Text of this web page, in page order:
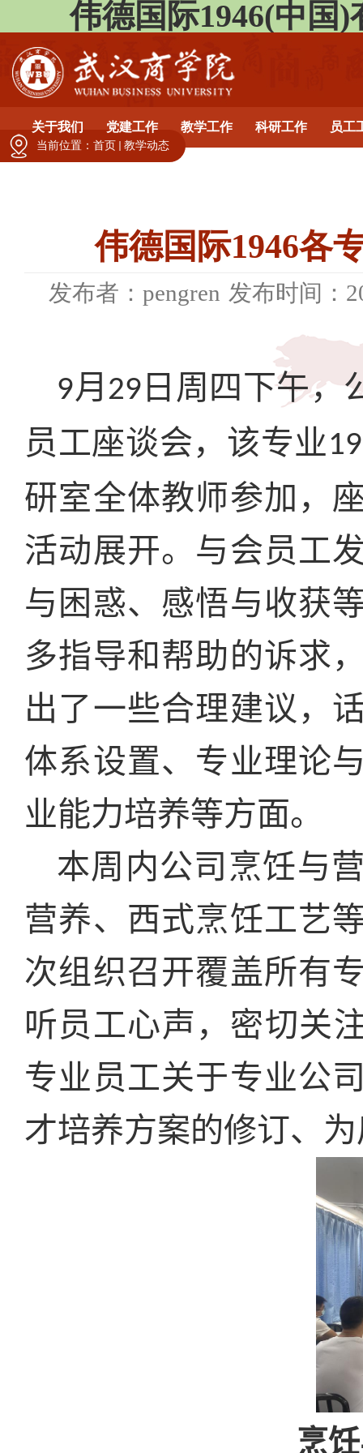
伟德国际1946(中国
关于我们 党建工作 教学工作 科研工作 员工
伟德国际1946各
发布者：pengren 发布时间：
9月 29 日周四下午，
员工座谈会，该专业
研室全体教师参加，
活动展开。与会员工
与困惑、感悟与收获
多指导和帮助的诉求
出了一些合理建议，
体系设置、专业理论
业能力培养等方面。
本周内公司烹饪与
营养、西式烹饪工艺
次组织召开覆盖所有
听员工心声，密切关
专业员工关于专业公
才培养方案的修订、
烹
当前位置： 首页 教学动态